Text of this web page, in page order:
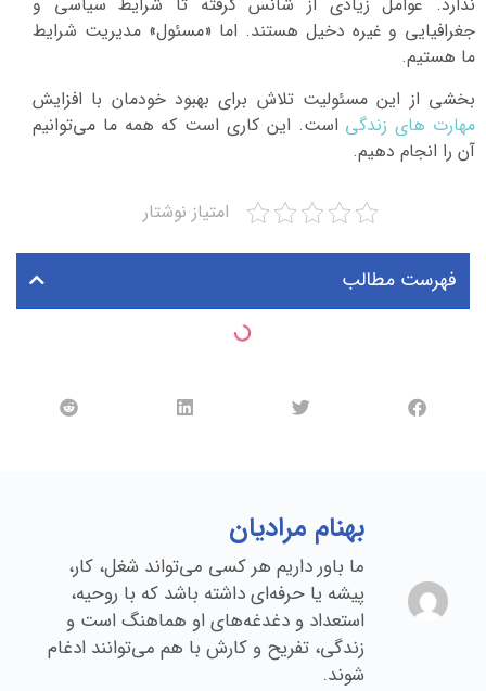
جغرافیایی و غیره دخیل هستند. اما «مسئول» مدیریت شرایط
ما هستیم.
بخشی از این مسئولیت تلاش برای بهبود خودمان با افزایش
مهارت های زندگی است. این کاری است که همه ما می‌توانیم
آن را انجام دهیم.
امتیاز نوشتار
فهرست مطالب
بهنام مرادیان
ما باور داریم هر کسی می‌تواند شغل، کار،
پیشه یا حرفه‌ای داشته باشد که با روحیه،
استعداد و دغدغه‌های او هماهنگ است و
زندگی، تفریح و کارش با هم می‌توانند ادغام
شوند.